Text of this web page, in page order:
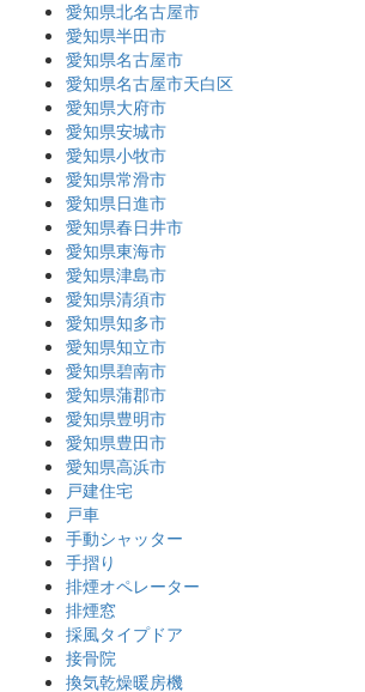
愛知県北名古屋市
愛知県半田市
愛知県名古屋市
愛知県名古屋市天白区
愛知県大府市
愛知県安城市
愛知県小牧市
愛知県常滑市
愛知県日進市
愛知県春日井市
愛知県東海市
愛知県津島市
愛知県清須市
愛知県知多市
愛知県知立市
愛知県碧南市
愛知県蒲郡市
愛知県豊明市
愛知県豊田市
愛知県高浜市
戸建住宅
戸車
手動シャッター
手摺り
排煙オペレーター
排煙窓
採風タイプドア
接骨院
換気乾燥暖房機